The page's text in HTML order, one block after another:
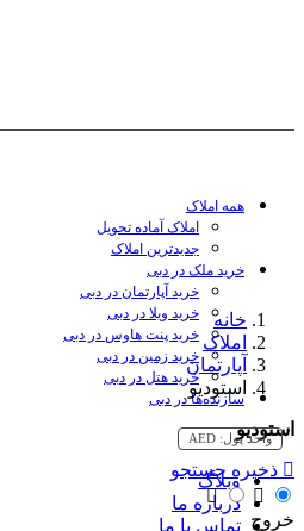
همه املاک
املاک آماده تحویل
جدیدترین املاک
خرید ملک در دبی
خرید آپارتمان در دبی
خرید ویلا در دبی
خرید پنت هاوس در دبی
خرید زمین در دبی
خرید هتل در دبی
سازنده‌ها در دبی
واحد پول: AED
وبلاگ
درباره ما
تماس با ما
خانه
املاک
آپارتمان
استودیو
استودیو
ذخیره جستجو
خروج